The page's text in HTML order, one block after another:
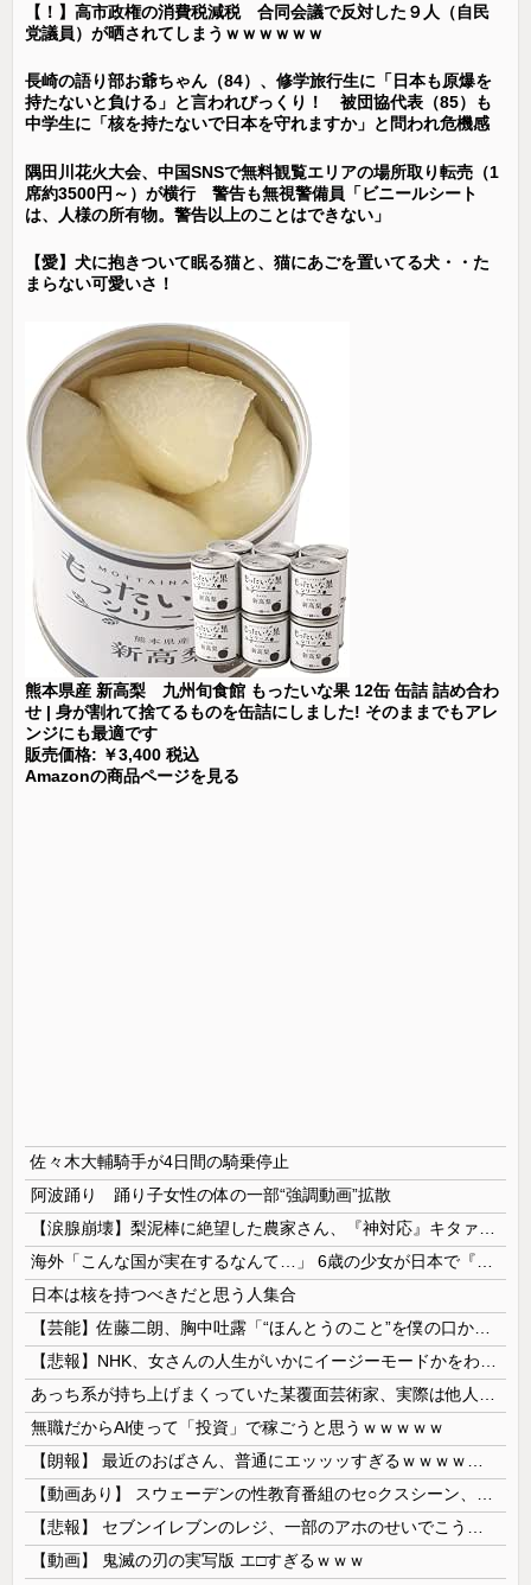
【！】高市政権の消費税減税 合同会議で反対した９人（自民
党議員）が晒されてしまうｗｗｗｗｗｗ
長崎の語り部お爺ちゃん（84）、修学旅行生に「日本も原爆を
持たないと負ける」と言われびっくり！ 被団協代表（85）も
中学生に「核を持たないで日本を守れますか」と問われ危機感
隅田川花火大会、中国SNSで無料観覧エリアの場所取り転売（1
席約3500円～）が横行 警告も無視警備員「ビニールシート
は、人様の所有物。警告以上のことはできない」
【愛】犬に抱きついて眠る猫と、猫にあごを置いてる犬・・た
まらない可愛いさ！
熊本県産 新高梨 九州旬食館 もったいな果 12缶 缶詰 詰め合わ
せ | 身が割れて捨てるものを缶詰にしました! そのままでもアレ
ンジにも最適です
販売価格: ￥3,400 税込
Amazonの商品ページを見る
佐々木大輔騎手が4日間の騎乗停止
阿波踊り 踊り子女性の体の一部“強調動画”拡散
日本は核を持つべきだと思う人集合
無職だからAI使って「投資」で稼ごうと思うｗｗｗｗｗ
【動画】 鬼滅の刃の実写版 エ□すぎるｗｗｗ